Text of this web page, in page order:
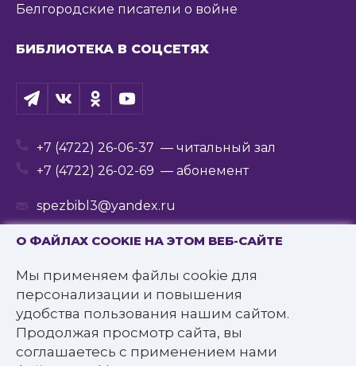
О ФАЙЛАХ COOKIE НА ЭТОМ ВЕБ-САЙТЕ
Мы применяем файлы cookie для
персонализации и повышения
удобства пользования нашим сайтом.
Продолжая просмотр сайта, вы
соглашаетесь с применением нами
Белгородские писатели о войне
БИБЛИОТЕКА В СОЦСЕТЯХ
+7 (4722) 26-06-37 — читальный зал
+7 (4722) 26-02-69 — абонемент
spezbibl3@yandex.ru
© 2016—2022 Государственное бюджетное
учреждение культуры
«Белгородская государственная специальная
библиотека для слепых им. В.Я. Ерошенко».